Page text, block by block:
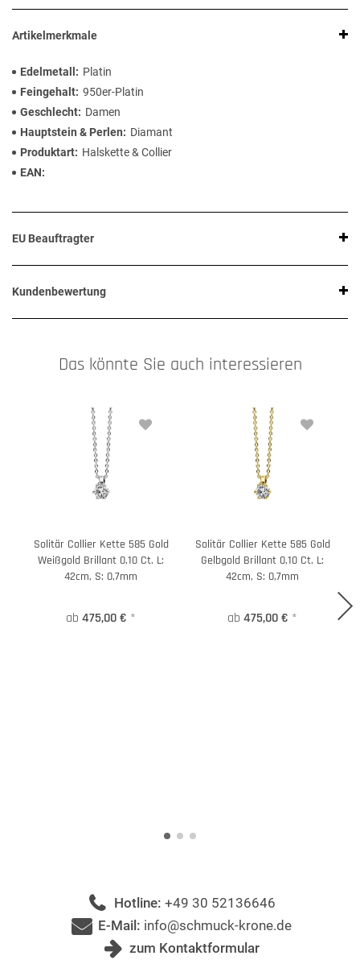
Artikelmerkmale
Edelmetall
Platin
Feingehalt 950er-Platin
Geschlecht
Damen
Hauptstein & Perlen
Diamant
Produktart
Halskette & Collier
EAN
EU Beauftragter
Kundenbewertung
Das könnte Sie auch interessieren
Solitär Collier Kette 585 Gold
Weißgold Brillant 0,10 Ct. L:
42cm, S: 0,7mm
ab 475,00 € *
Solitär Collier Kette 585 Gold
Gelbgold Brillant 0,10 Ct. L:
42cm, S: 0,7mm
ab 475,00 € *
Hotline: +49 30 52136646
E-Mail: info@schmuck-krone.de
zum Kontaktformular